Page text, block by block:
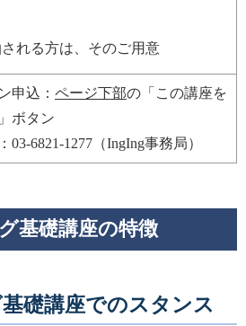
れる方は、そのご用意
申込： ページ下部の「この講座を
ボタン
03-6821-1277（IngIng事務局）
基礎講座の特徴
礎講座でのスタンス